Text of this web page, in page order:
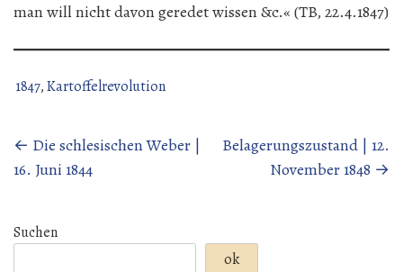
man will nicht davon geredet wissen &c.« (TB, 22.4.1847)
1847,Kartoffelrevolution
Beitragsnavigation
← Die schlesischen Weber |
16. Juni 1844
Belagerungszustand | 12.
November 1848 →
Suchen
ok